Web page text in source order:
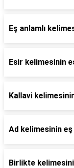
Eş anlamlı
Esir kelimesinin
Kallavi
Ad kelimesinin eş
Birlikte